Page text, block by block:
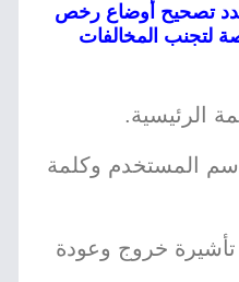
تصحيح أوضاع رخص
- آخر فرصة لتجنب المخالفات
الرئيسية.
المستخدم وكلمة
تأشيرة خروج وعودة